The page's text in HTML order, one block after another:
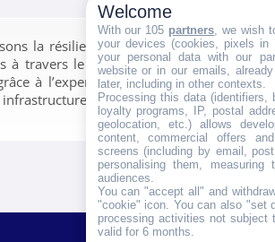
la résilience des données confiées
à travers le stockage, la gestion et la
à l’expertise de nos équipes et la
Welcome
With our 105 partners , we wish
your devices (cookies, pixels
your personal data with our
website or in our emails,
later, including in other contexts.
Processing this data (identifiers,
loyalty programs, IP, postal
geolocation, etc.) allows
content, commercial offers
screens (including by email,
personalising them, measuring
audiences.
You can "accept all" and
"cookie" icon . You can also "set
processing activities not subject
valid for 6 months.